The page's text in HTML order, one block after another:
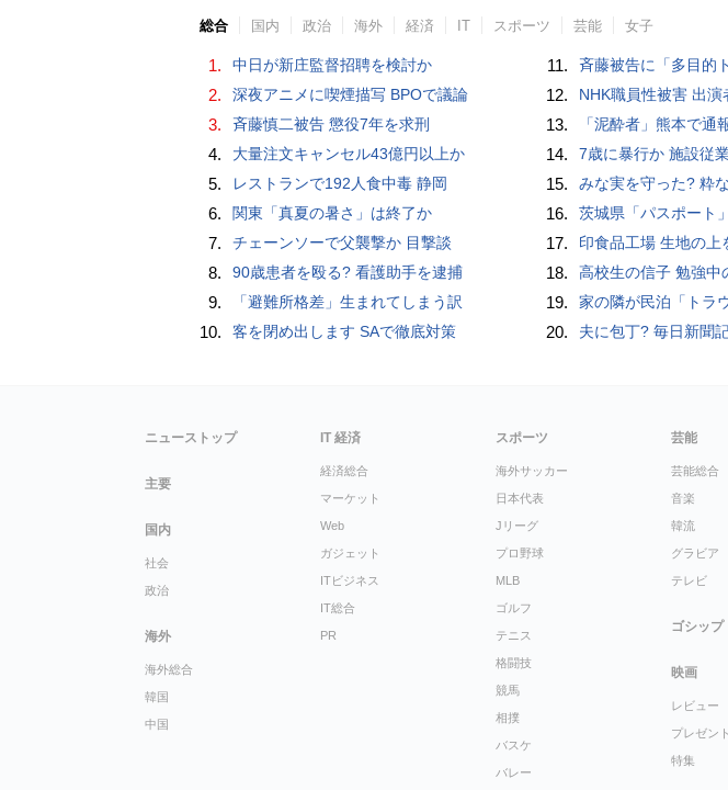
総合 国内 政治 海外 経済 IT スポーツ 芸能 女子
1. 中日が新庄監督招聘を検討か
2. 深夜アニメに喫煙描写 BPOで議論
3. 斉藤慎二被告 懲役7年を求刑
4. 大量注文キャンセル43億円以上か
5. レストランで192人食中毒 静岡
6. 関東「真夏の暑さ」は終了か
7. チェーンソーで父襲撃か 目撃談
8. 90歳患者を殴る? 看護助手を逮捕
9. 「避難所格差」生まれてしまう訳
10. 客を閉め出します SAで徹底対策
11. 斉藤被告に「多目的
12. NHK職員性被害 出演
13. 「泥酔者」熊本で通
14. 7歳に暴行か 施設従
15. みな実を守った? 粋
16. 茨城県「パスポート
17. 印食品工場 生地の上
18. 高校生の信子 勉強中
19. 家の隣が民泊「トラ
20. 夫に包丁? 毎日新聞
ニューストップ
主要
国内
社会
政治
海外
海外総合
韓国
中国
IT 経済
経済総合
マーケット
Web
ガジェット
ITビジネス
IT総合
PR
スポーツ
海外サッカー
日本代表
Jリーグ
プロ野球
MLB
ゴルフ
テニス
格闘技
競馬
相撲
バスケ
バレー
芸能
芸能総合
音楽
韓流
グラビア
テレビ
ゴシップ
映画
レビュー
プレゼント
特集